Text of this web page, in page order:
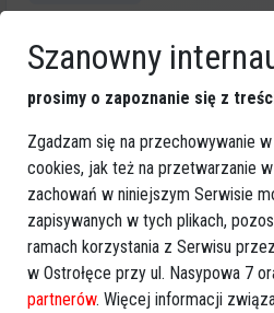
Dodaj eOstroleka do obserwowanych
Obserwuj w
REKLAMA
Szanowny
prosimy o zapoznanie się z
Zgadzam się na przechowywanie
cookies, jak też na przetwarzanie
zachowań w niniejszym Serwisie
zapisywanych w tych plikach,
ramach korzystania z Serwisu
w Ostrołęce przy ul. Nasypowa 7
partnerów. Więcej informacji